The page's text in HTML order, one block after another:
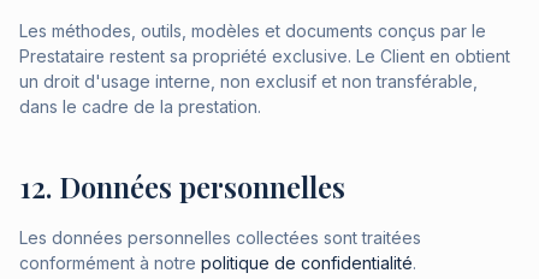
Les méthodes, outils, modèles et documents conçus par le
Prestataire restent sa propriété exclusive. Le Client en obtient
un droit d'usage interne, non exclusif et non transférable,
dans le cadre de la prestation.
12. Données personnelles
Les données personnelles collectées sont traitées
conformément à notre politique de confidentialité.